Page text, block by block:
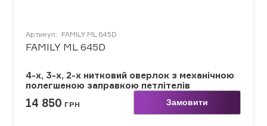
Артикул: FAMILY ML 645D
FAMILY ML 645D
4-х, 3-х, 2-х нитковий оверлок з механічною
полегшеною заправкою петлітелів
14 850 ГРН Замовити